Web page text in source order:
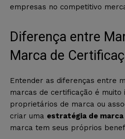
empresas no competitivo
Diferença entre
Marca de
Entender as diferenças entre
marcas de certificação é muito
proprietários de marca ou
criar uma estratégia de marca
marca tem seus próprios